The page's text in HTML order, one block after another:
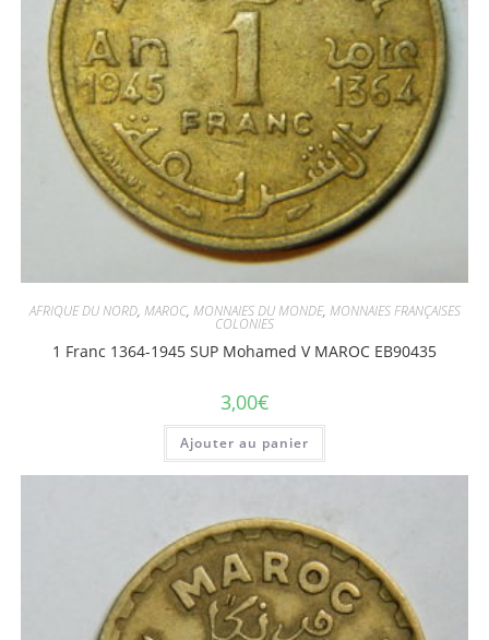
AFRIQUE DU NORD, MAROC, MONNAIES DU MONDE, MONNAIES FRANÇAISES
COLONIES
1 Franc 1364-1945 SUP Mohamed V MAROC EB90435
3,00€
Ajouter au panier